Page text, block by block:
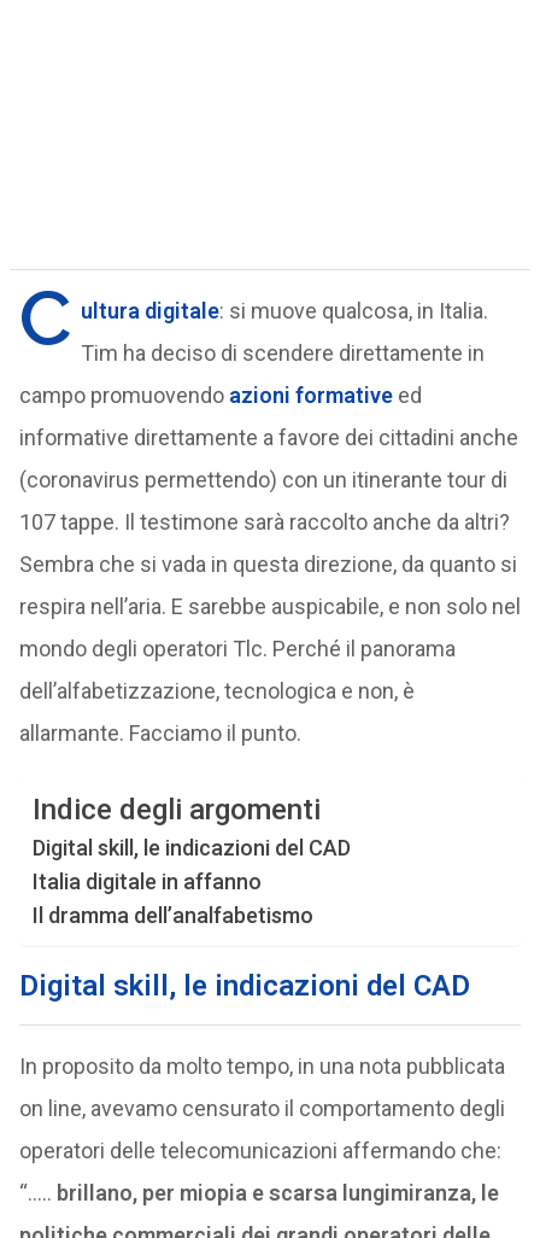
C ultura digitale: si muove qualcosa, in Italia.
Tim ha deciso di scendere direttamente in
campo promuovendo azioni formativeed
informative direttamente a favore dei cittadini anche
(coronavirus permettendo) con un itinerante tour di
107 tappe. Il testimone sarà raccolto anche da altri?
Sembra che si vada in questa direzione, da quanto si
respira nell’aria. E sarebbe auspicabile, e non solo nel
mondo degli operatori Tlc. Perché il panorama
dell’alfabetizzazione, tecnologica e non, è
allarmante. Facciamo il punto.
Indice degli argomenti
Digital skill, le indicazioni del CAD
Italia digitale in affanno
Il dramma dell’analfabetismo
Digital skill, le indicazioni del CAD
In proposito da molto tempo, in una nota pubblicata
on line, avevamo censurato il comportamento degli
operatori delle telecomunicazioni affermando che:
“….. brillano, per miopia e scarsa lungimiranza, le